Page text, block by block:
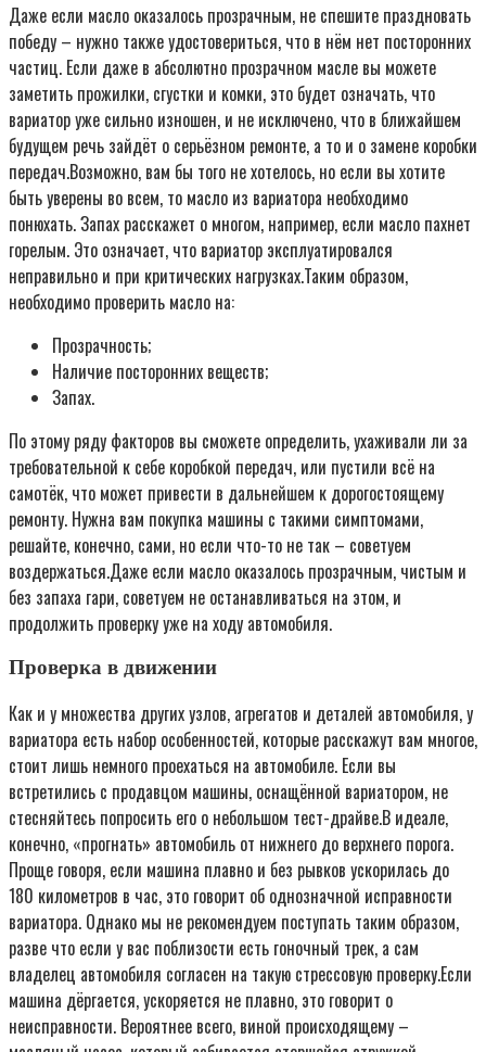
Даже если масло оказалось прозрачным, не спешите праздновать
победу – нужно также удостовериться, что в нём нет посторонних
частиц. Если даже в абсолютно прозрачном масле вы можете
заметить прожилки, сгустки и комки, это будет означать, что
вариатор уже сильно изношен, и не исключено, что в ближайшем
будущем речь зайдёт о серьёзном ремонте, а то и о замене коробки
передач.Возможно, вам бы того не хотелось, но если вы хотите
быть уверены во всем, то масло из вариатора необходимо
понюхать. Запах расскажет о многом, например, если масло пахнет
горелым. Это означает, что вариатор эксплуатировался
неправильно и при критических нагрузках.Таким образом,
необходимо проверить масло на:
Прозрачность;
Наличие посторонних веществ;
Запах.
По этому ряду факторов вы сможете определить, ухаживали ли за
требовательной к себе коробкой передач, или пустили всё на
самотёк, что может привести в дальнейшем к дорогостоящему
ремонту. Нужна вам покупка машины с такими симптомами,
решайте, конечно, сами, но если что-то не так – советуем
воздержаться.Даже если масло оказалось прозрачным, чистым и
без запаха гари, советуем не останавливаться на этом, и
продолжить проверку уже на ходу автомобиля.
Проверка в движении
Как и у множества других узлов, агрегатов и деталей автомобиля, у
вариатора есть набор особенностей, которые расскажут вам многое,
стоит лишь немного проехаться на автомобиле. Если вы
встретились с продавцом машины, оснащённой вариатором, не
стесняйтесь попросить его о небольшом тест-драйве.В идеале,
конечно, «прогнать» автомобиль от нижнего до верхнего порога.
Проще говоря, если машина плавно и без рывков ускорилась до
180 километров в час, это говорит об однозначной исправности
вариатора. Однако мы не рекомендуем поступать таким образом,
разве что если у вас поблизости есть гоночный трек, а сам
владелец автомобиля согласен на такую стрессовую проверку.Если
машина дёргается, ускоряется не плавно, это говорит о
неисправности. Вероятнее всего, виной происходящему –